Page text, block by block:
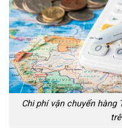
Chi phí vận chuyển hàng